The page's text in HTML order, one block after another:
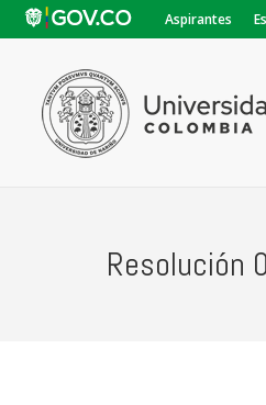
Aspirantes
Resolución